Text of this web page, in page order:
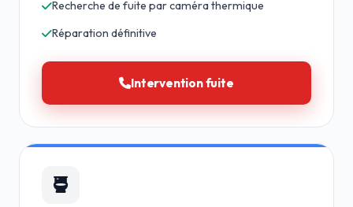
Recherche de fuite par caméra thermique
Réparation définitive
Intervention fuite